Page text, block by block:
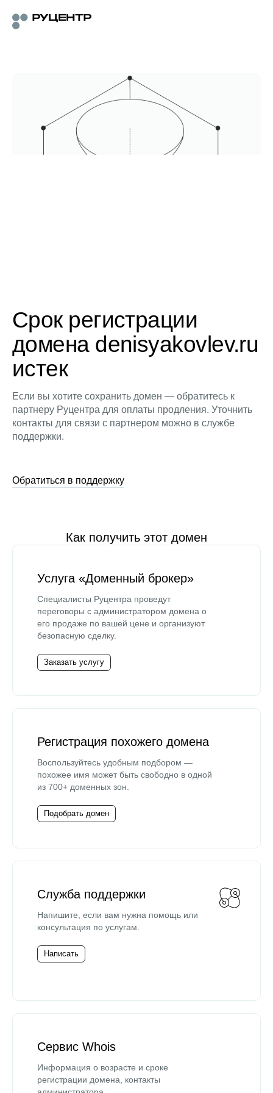
Срок регистрации
домена denisyakovlev.ru
истек
Если вы хотите сохранить домен — обратитесь к
партнеру Руцентра для оплаты продления. Уточнить
контакты для связи с партнером можно в службе
поддержки.
Обратиться в поддержку
Как получить этот домен
Услуга «Доменный брокер»
Специалисты Руцентра проведут
переговоры с администратором домена о
его продаже по вашей цене и организуют
безопасную сделку.
Заказать услугу
Регистрация похожего домена
Воспользуйтесь удобным подбором —
похожее имя может быть свободно в одной
из 700+ доменных зон.
Подобрать домен
Служба поддержки
Напишите, если вам нужна помощь или
консультация по услугам.
Написать
Сервис Whois
Информация о возрасте и сроке
регистрации домена, контакты